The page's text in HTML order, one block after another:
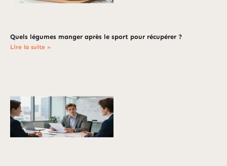
Quels légumes manger après le sport pour récupérer ?
Lire la suite »